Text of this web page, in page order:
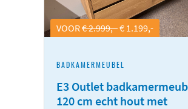
VOOR€ 2.999,-€ 1.199,-
BADKAMERMEUBEL
E3 Outlet
120 cm echt hout met